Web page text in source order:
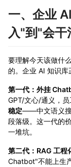
一、企业
入"到"会干
要理解今天该做什
的。企业 AI 知识库
第一代：外挂
GPT/文心/通义，
稳定——中文语义搜
段落级。这一代的
一堆坑。
第二代：RAG 工
Chatbot"不能上生